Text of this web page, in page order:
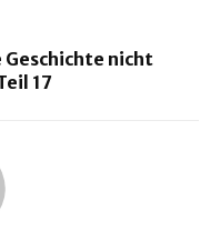
nicht
17